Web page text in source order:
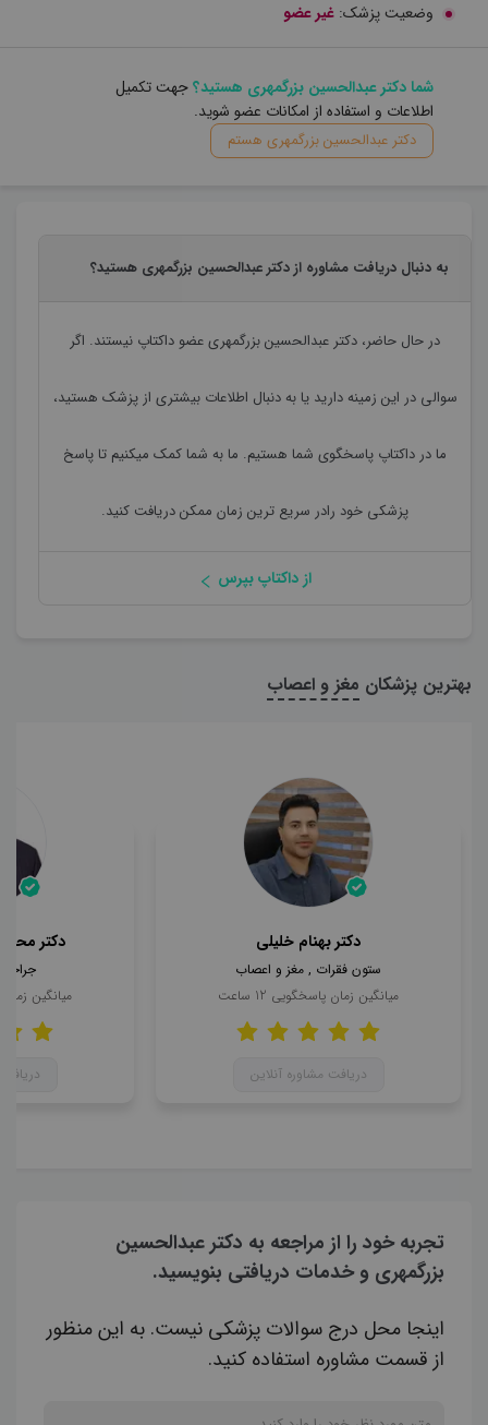
وضعیت پزشک: غیر عضو
شما دکتر عبدالحسین بزرگمهری هستید؟جهت تکمیل
اطلاعات و استفاده از امکانات عضو شوید.
دکتر عبدالحسین بزرگمهری هستم
به دنبال دریافت مشاوره از دکتر عبدالحسین بزرگمهری هستید؟
در حال حاضر، دکتر عبدالحسین بزرگمهریعضو داکتاپ نیستند. اگر
سوالی در این زمینه دارید یا به دنبال اطلاعات بیشتری از پزشک هستید،
ما در داکتاپ پاسخگوی شما هستیم. ما به شما کمک میکنیم تا پاسخ
پزشکی خود رادر سریع ترین زمان ممکن دریافت کنید.
از داکتاپ بپرس
بهترین پزشکان مغز و اعصاب
دکتر بهنام خلیلی
ستون فقرات , مغز و اعصاب
میانگین زمان پاسخگویی 12 ساعت
دریافت مشاوره آنلاین
دکتر
میانگین
تجربه خود را از مراجعه به دکتر عبدالحسین
بزرگمهری و خدمات دریافتی بنویسید.
اینجا محل درج سوالات پزشکی نیست. به این منظور
از قسمت مشاوره استفاده کنید.